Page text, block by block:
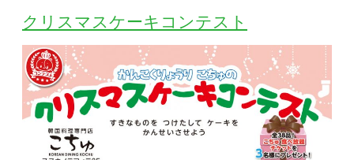
クリスマスケーキコンテスト